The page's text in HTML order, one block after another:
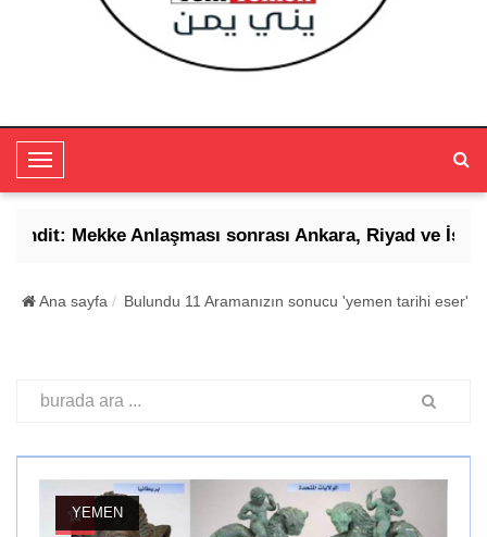
T
o
g
e
i
t
Mekke Anlaşması sonrası Ankara, Riyad ve
Ana sayfa Bulundu 11 Aramanızın sonucu 'yemen tarihi eser'
YEMEN